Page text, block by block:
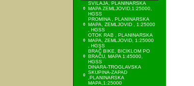
SVILAJA, PLANINARSKA
MAPA ZEMLJOVID,1:25000,
HGSS
PROMINA , PLANINARSKA
MAPA, ZEMLJOVID , 1:25000
, HGSS
OTOK RAB , PLANINARSKA
MAPA, ZEMLJOVID, 1:25000
, HGSS
BRAČ BIKE, BICIKLOM PO
BRAČU, MAPA 1:45000,
HGSS
DINARA-TROGLAVSKA
SKUPINA-ZAPAD
,PLANINARSKA
MAPA,1:25000